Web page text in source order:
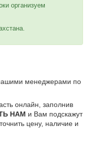
организуем
менеджерами по
онлайн, заполнив
НАМ и Вам подскажут
цену, наличие и